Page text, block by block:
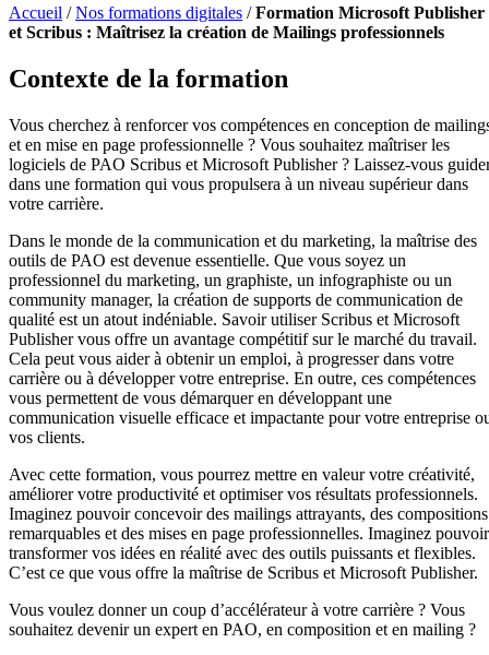
Accueil /Nos formations digitales /Formation Microsoft Publisher
et Scribus : Maîtrisez la création de Mailings professionnels
Contexte de la formation
Vous cherchez à renforcer vos compétences en conception de
et en mise en page professionnelle ? Vous souhaitez maîtriser les
logiciels de PAO Scribus et Microsoft Publisher ? Laissez-vous
dans une formation qui vous propulsera à un niveau supérieur dans
votre carrière.
Dans le monde de la communication et du marketing, la maîtrise des
outils de PAO est devenue essentielle. Que vous soyez un
professionnel du marketing, un graphiste, un infographiste ou un
community manager, la création de supports de communication de
qualité est un atout indéniable. Savoir utiliser Scribus et Microsoft
Publisher vous offre un avantage compétitif sur le marché du travail.
Cela peut vous aider à obtenir un emploi, à progresser dans votre
carrière ou à développer votre entreprise. En outre, ces compétences
vous permettent de vous démarquer en développant une
communication visuelle efficace et impactante pour votre entreprise
vos clients.
Avec cette formation, vous pourrez mettre en valeur votre créativité,
améliorer votre productivité et optimiser vos résultats professionnels.
Imaginez pouvoir concevoir des mailings attrayants, des compositions
remarquables et des mises en page professionnelles. Imaginez pouvoir
transformer vos idées en réalité avec des outils puissants et flexibles.
C’est ce que vous offre la maîtrise de Scribus et Microsoft Publisher.
Vous voulez donner un coup d’accélérateur à votre carrière ? Vous
souhaitez devenir un expert en PAO, en composition et en mailing ?